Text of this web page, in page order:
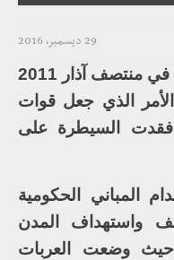
29 ديسمبر، 2016
انطلقت شرارة الثورة السورية في منتصف آذار 2011
الذي جعل قوات
فقدت السيطرة على
المباني الحكومية
واستهداف المدن
حيث وضعت العربات